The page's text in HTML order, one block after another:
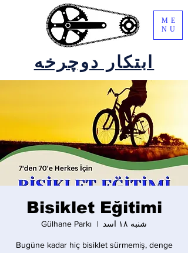
ابتکار دوچرخه
ME
NU
Bisiklet Eğitimi
شنبه ۱۸ اسد
  |
Gülhane Parkı
Bugüne kadar hiç bisiklet sürmemiş, denge